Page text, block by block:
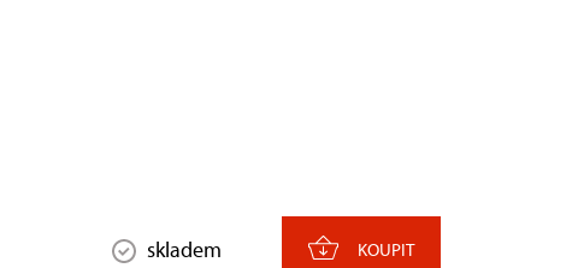
skladem KOUPIT